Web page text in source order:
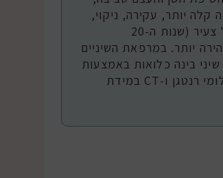
יותר, עקירה, ניקוי,
ותפירת החניכיים. מומלץ מאוד לבצע עקירה בגיל צעיר (שנות ה-20
יותר. במרפאת השיניים
בינה כלואות באמצעות
כירורג פה ולסת מומחה עם אבחון מדויק כולל צילומי רנטגן ו-CT במידת